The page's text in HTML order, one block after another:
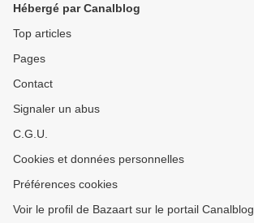
Hébergé par Canalblog
Top articles
Pages
Contact
Signaler un abus
C.G.U.
Cookies et données personnelles
Préférences cookies
Voir le profil de Bazaart sur le portail Canalblog